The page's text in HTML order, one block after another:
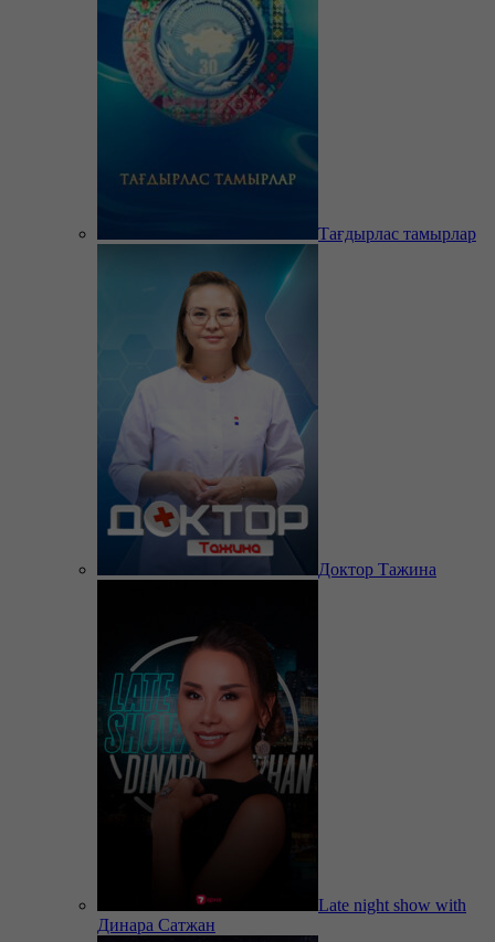
Тағдырлас тамырлар
Доктор Тажина
Late night show with
Динара Сатжан